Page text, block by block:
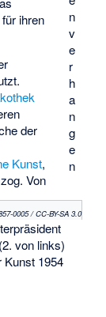
n
v
e
r
h
a
n
g
e
n
0005 / CC-BY-SA 3.0
(2. von links)
Kunst 1954
ihren
der
Kunst,
Von